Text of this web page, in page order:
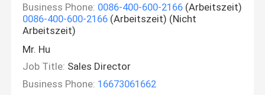
Business Phone: 0086-400-600-2166 (Arbeitszeit)
0086-400-600-2166 (Arbeitszeit) (Nicht
Arbeitszeit)
Mr. Hu
Job Title: Sales Director
Business Phone: 16673061662